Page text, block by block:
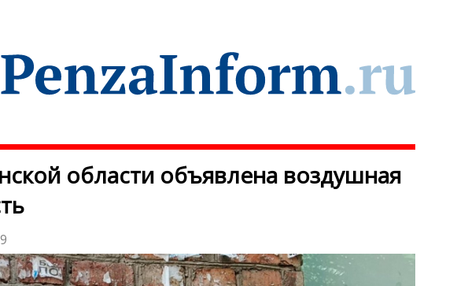
области объявлена воздушная